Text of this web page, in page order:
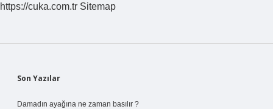
https://cuka.com.tr Sitemap
Sidebar
Son Yazılar
Damadın ayağına ne zaman basılır ?